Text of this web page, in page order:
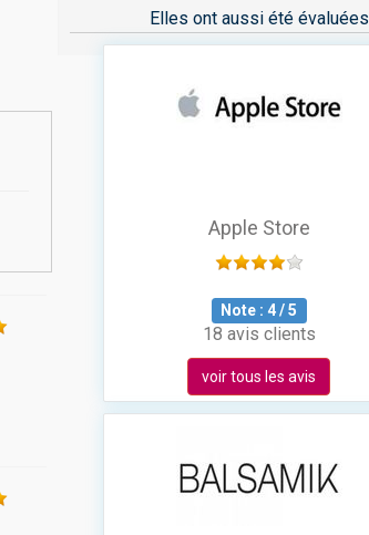
Elles ont aussi été évaluées
Apple Store
Note : 4/5
18 avis clients
voir tous les avis